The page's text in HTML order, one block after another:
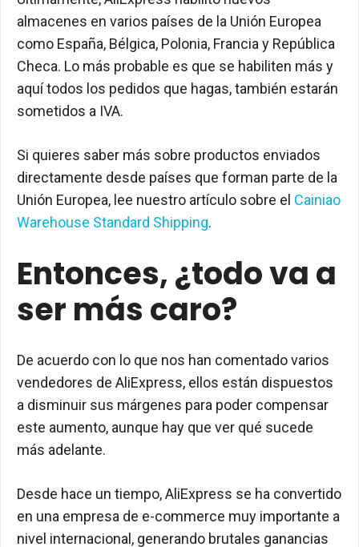
almacenes en varios países de la Unión Europea
como España, Bélgica, Polonia, Francia y República
Checa. Lo más probable es que se habiliten más y
aquí todos los pedidos que hagas, también estarán
sometidos a IVA.
Si quieres saber más sobre productos enviados
directamente desde países que forman parte de la
Unión Europea, lee nuestro artículo sobre el Cainiao
Warehouse Standard Shipping.
Entonces, ¿todo va a
ser más caro?
De acuerdo con lo que nos han comentado varios
vendedores de AliExpress, ellos están dispuestos
a disminuir sus márgenes para poder compensar
este aumento, aunque hay que ver qué sucede
más adelante.
Desde hace un tiempo, AliExpress se ha convertido
en una empresa de e-commerce muy importante a
nivel internacional, generando brutales ganancias